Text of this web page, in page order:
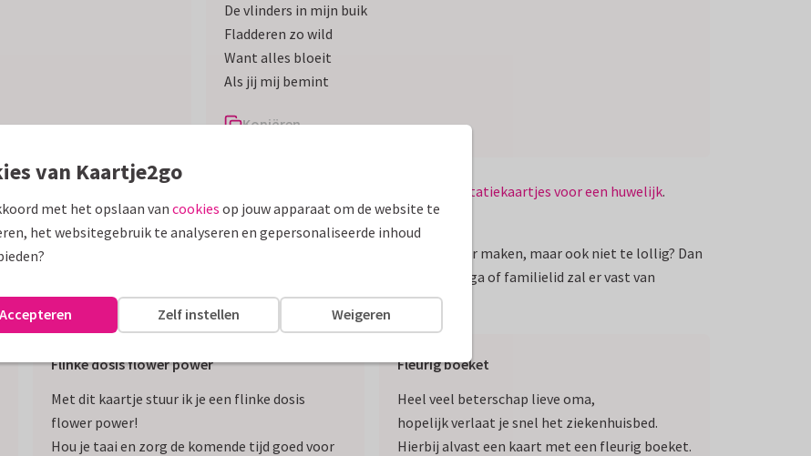
De vlinders in mijn buik
Fladderen zo wild
Want alles bloeit
Als jij mij bemint
Kopiëren
alleen leuk voor felicitatiekaartjes voor een huwelijk.
een attente manier om iemand op te beuren. Wil je het niet te zwaar maken, maar ook niet te lollig? Dan
leuke bloemen tekst maak je je kaartje helemaal af. Je zieke vriend, collega of familielid zal er vast van
Flinke dosis flower power
Met dit kaartje stuur ik je een flinke dosis
flower power!
Hou je taai en zorg de komende tijd goed voor
Fleurig boeket
Heel veel beterschap lieve oma,
hopelijk verlaat je snel het ziekenhuisbed.
Hierbij alvast een kaart met een fleurig boeket.
van Kaartje2go
met het opslaan van cookies op jouw apparaat om de website te
het websitegebruik te analyseren en gepersonaliseerde inhoud
Weigeren
Zelf instellen
Accepteren